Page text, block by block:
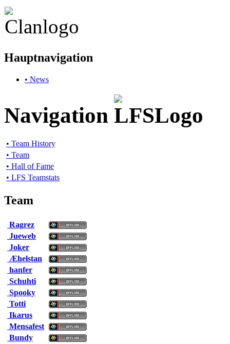
Hauptnavigation
• News
Navigation
• Team History
• Team
• Hall of Fame
• LFS Teamstats
Team
Ragrez
Jueweb
Joker
Æhelstan
hanfer
Schuhti
Spooky
Totti
Ikarus
Mensafest
Bundy